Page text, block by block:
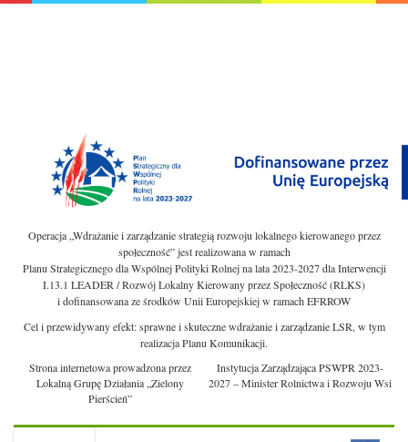
Operacja „Wdrażanie i zarządzanie strategią rozwoju lokalnego kierowanego przez
społeczność” jest realizowana w ramach
Planu Strategicznego dla Wspólnej Polityki Rolnej na lata 2023-2027 dla Interwencji
I.13.1 LEADER / Rozwój Lokalny Kierowany przez Społeczność (RLKS)
i dofinansowana ze środków Unii Europejskiej w ramach EFRROW
Cel i przewidywany efekt: sprawne i skuteczne wdrażanie i zarządzanie LSR, w tym
realizacja Planu Komunikacji.
Strona internetowa prowadzona przez
Lokalną Grupę Działania „Zielony
Pierścień”
Instytucja Zarządzająca PSWPR 2023-
2027 – Minister Rolnictwa i Rozwoju Wsi